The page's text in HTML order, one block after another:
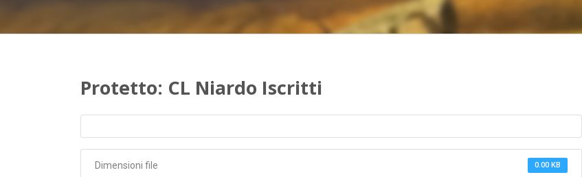
Protetto: CL Niardo Iscritti
Dimensioni file 0.00 KB